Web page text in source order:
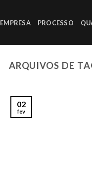
EMPRESA PROCESSO
ARQUIVOS DE
02
fev